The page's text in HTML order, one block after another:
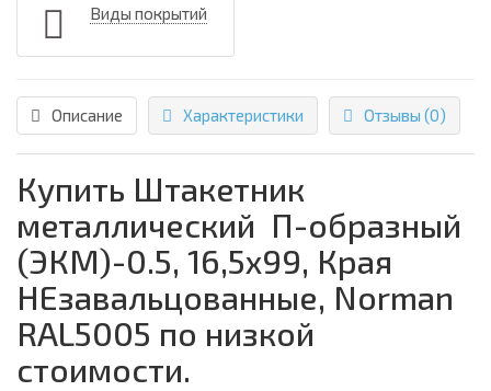
Виды покрытий
Описание Характеристики Отзывы (0)
Купить Штакетник
металлический П-образный
(ЭКМ)-0.5, 16,5х99, Края
НЕзавальцованные, Norman
RAL5005 по низкой
стоимости.